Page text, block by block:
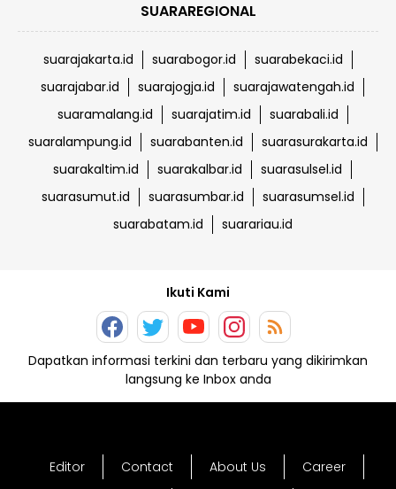
SUARAREGIONAL
suarajakarta.id suarabogor.id
suarabekaci.id
suarajabar.id
suarajogja.id
suarajawatengah.id
suaramalang.id
suarajatim.id
suarabali.id
suaralampung.id
suarabanten.id
suarasurakarta.id
suarakaltim.id
suarakalbar.id
suarasulsel.id
suarasumut.id
suarasumbar.id
suarasumsel.id
suarabatam.id
suarariau.id
Ikuti Kami
Dapatkan informasi terkini dan terbaru yang dikirimkan
langsung ke Inbox anda
Editor Contact About Us Career